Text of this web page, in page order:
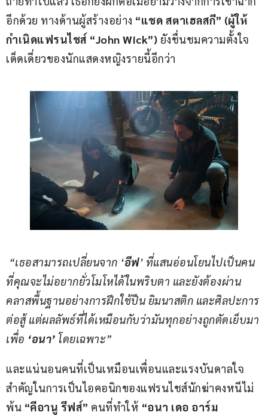
อีกด้วย ทางด้านผู้สร้างอย่าง “แชด สตาเฮลสกี” (ผู้ให้
กำเนิดแฟรนไชส์ “John Wick”) ยังชื่นชมความตั้งใจ
เด็ดเดี่ยวของนักแสดงหญิงรายนี้อีกว่า
“เธอสามารถเปลี่ยนจาก ‘อีฟ’ ที่แสนอ่อนโยนไปเป็นคน
ที่คุณจะไม่อยากยั่วโมโหได้ในพริบตา และยังต้องผ่าน
คลาสพื้นฐานอย่างการฝึกใช้ปืน ยิมนาสติก และศิลปะการ
ต่อสู้ แต่ผลลัพธ์ที่ได้เหมือนกับว่ามันทุกอย่างถูกตัดเย็บมา
เพื่อ ‘อนา’ โดยเฉพาะ”
และแน่นอนคนที่เป็นเหมือนเพื่อนและแรงบันดาลใจ
สำคัญในการเป็นไอคอนิกของแฟรนไชส์นักฆ่าคงหนีไม่
พ้น “คีอานู รีฟส์” คนที่ทำให้ “อนา เดอ อาร์ม